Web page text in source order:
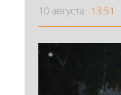
10 августа 13:51